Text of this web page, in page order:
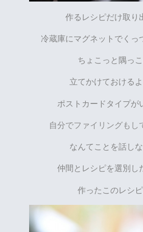
作るレシピだけ取り
冷蔵庫にマグネットでくっ
ちょこっと隅っ
立てかけておける
ポストカードタイプが
自分でファイリングもし
なんてことを話し
仲間とレシピを選別し
作ったこのレシ